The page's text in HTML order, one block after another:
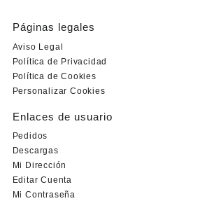
Páginas legales
Aviso Legal
Política de Privacidad
Política de Cookies
Personalizar Cookies
Enlaces de usuario
Pedidos
Descargas
Mi Dirección
Editar Cuenta
Mi Contraseña